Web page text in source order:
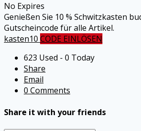
No Expires
Genießen Sie 10 % Schwitzkasten
Gutscheincode für alle Artikel.
kasten10 CODE EINLÖSEN
623 Used - 0 Today
Share
Email
0 Comments
Share it with your friends